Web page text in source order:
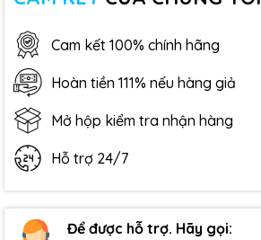
Cam kết 100% chính hãng
Hoàn tiền 111% nếu hàng giả
Mở hộp kiểm tra nhận hàng
Hỗ trợ 24/7
Để được hỗ trợ. Hãy gọi: